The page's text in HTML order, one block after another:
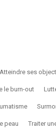
Atteindre ses
le burn-out
peau Traiter